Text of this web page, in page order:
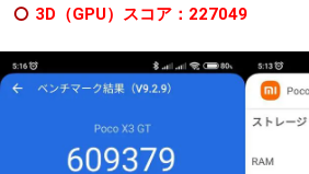
3D（GPU）スコア：227049